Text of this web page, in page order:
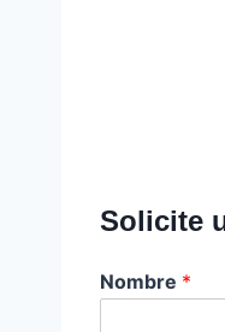
Solicite
Nombre *